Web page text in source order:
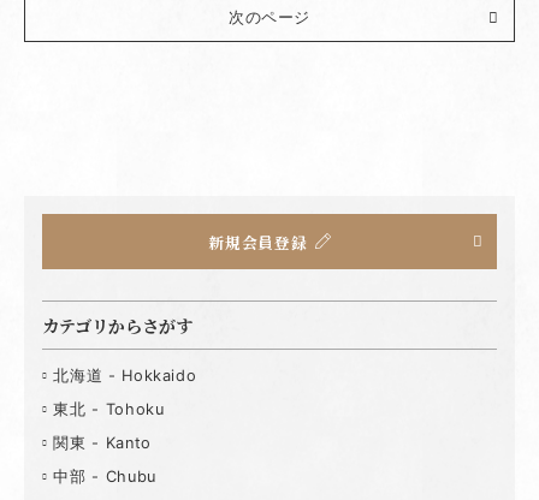
次のページ
新規会員登録
カテゴリからさがす
北海道 - Hokkaido
東北 - Tohoku
関東 - Kanto
中部 - Chubu